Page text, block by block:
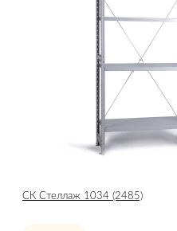
СК Стеллаж 1034 (2485)